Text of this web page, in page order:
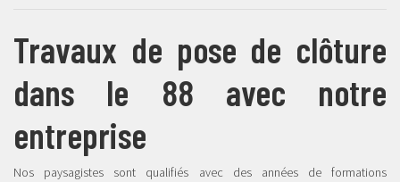
Travaux de pose de clôture
dans le 88 avec notre
entreprise
Nos paysagistes sont qualifiés avec des années de formations